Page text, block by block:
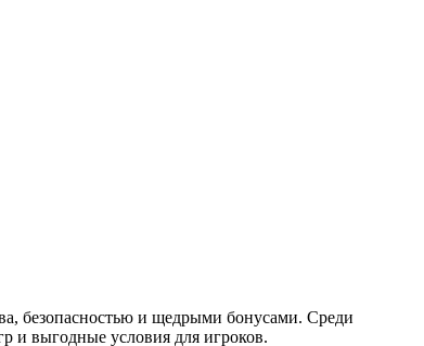
безопасностью и щедрыми бонусами. Среди
и выгодные условия для игроков.